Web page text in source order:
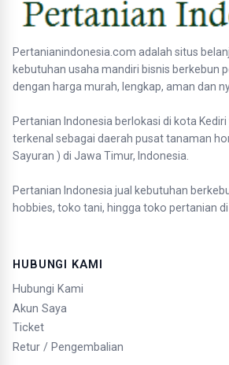
Pertanianindonesia.com adalah situs
kebutuhan usaha mandiri bisnis berkebun
dengan harga murah, lengkap, aman dan
Pertanian Indonesia berlokasi di kota
terkenal sebagai daerah pusat tanaman
Sayuran ) di Jawa Timur, Indonesia.
Pertanian Indonesia jual kebutuhan
hobbies, toko tani, hingga toko pertanian
HUBUNGI KAMI
Hubungi Kami
Akun Saya
Ticket
Retur / Pengembalian